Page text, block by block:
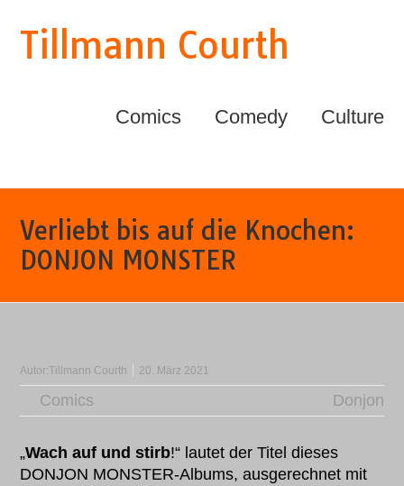
Tillmann Courth
Comics Comedy Culture
Verliebt bis auf die Knochen:
DONJON MONSTER
Autor:Tillmann Courth 20. März 2021
Comics Donjon
„Wach auf und stirb!“ lautet der Titel dieses
DONJON MONSTER-Albums, ausgerechnet mit